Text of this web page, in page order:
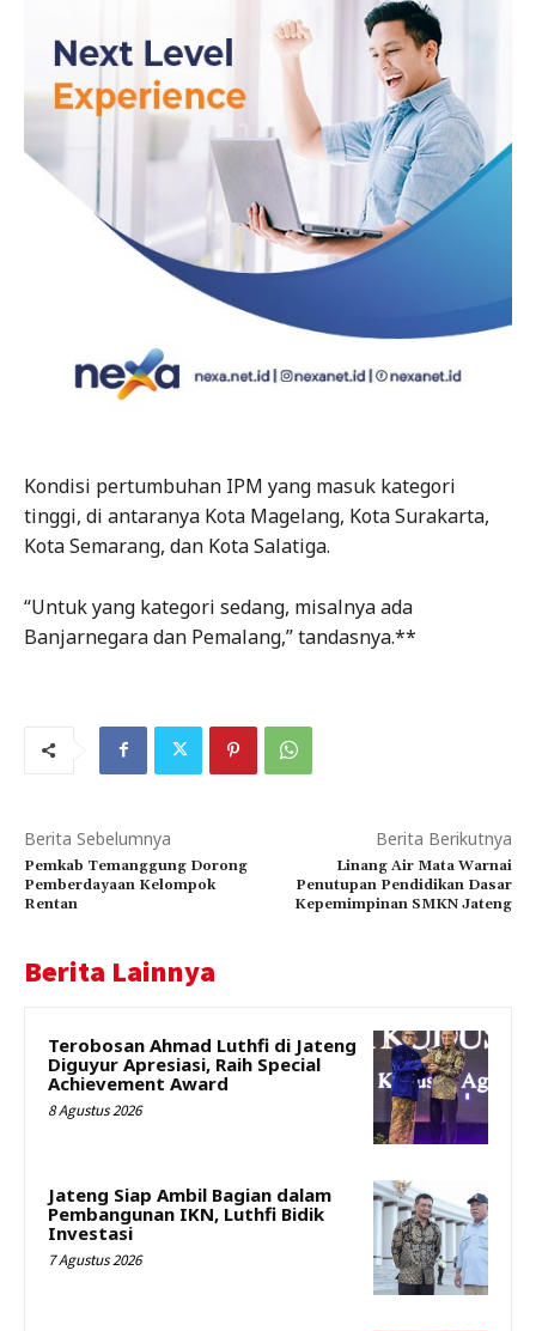
Kondisi pertumbuhan IPM yang masuk kategori
tinggi, di antaranya Kota Magelang, Kota Surakarta,
Kota Semarang, dan Kota Salatiga.
“Untuk yang kategori sedang, misalnya ada
Banjarnegara dan Pemalang,” tandasnya.**
Berita Sebelumnya
Pemkab Temanggung Dorong
Pemberdayaan Kelompok
Rentan
Berita Berikutnya
Linang Air Mata Warnai
Penutupan Pendidikan Dasar
Kepemimpinan SMKN Jateng
Berita Lainnya
Terobosan Ahmad Luthfi di Jateng
Diguyur Apresiasi, Raih Special
Achievement Award
8 Agustus 2026
Jateng Siap Ambil Bagian dalam
Pembangunan IKN, Luthfi Bidik
Investasi
7 Agustus 2026